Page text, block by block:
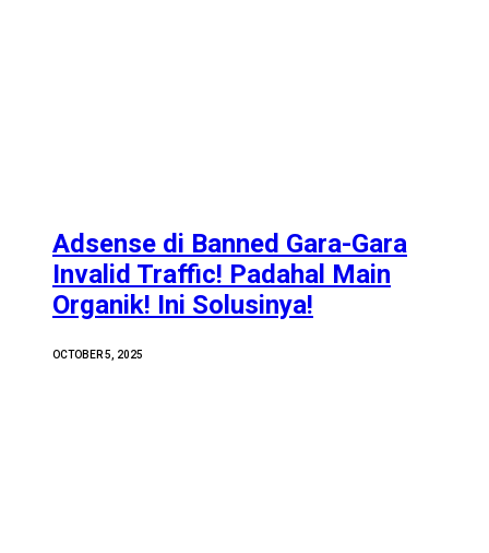
Adsense di Banned Gara-Gara
Invalid Traffic! Padahal Main
Organik! Ini Solusinya!
OCTOBER 5, 2025